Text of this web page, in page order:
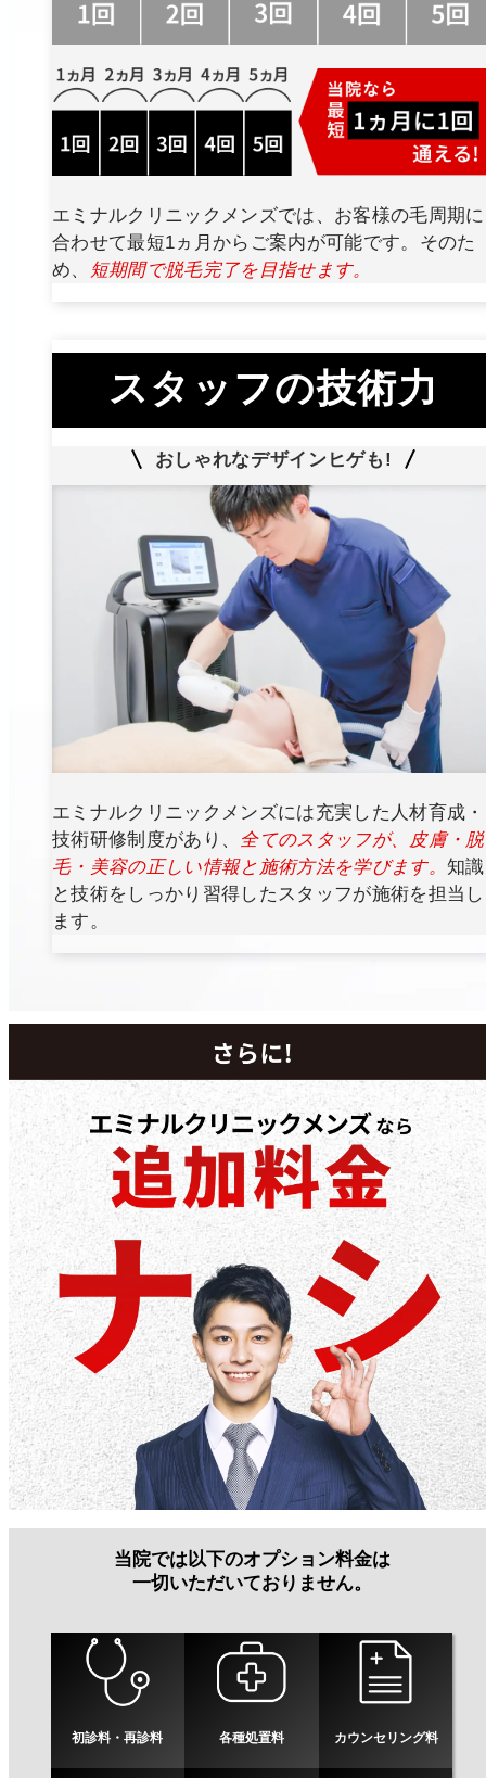
エミナルクリニックメンズでは、お客様の毛周期に
合わせて最短1ヵ月からご案内が可能です。そのた
め、
短期間で脱毛完了を目指せます。
スタッフの技術力
おしゃれなデザインヒゲも!
エミナルクリニックメンズには充実した人材育成・
技術研修制度があり、 全てのスタッフが、皮膚・脱
毛・美容の正しい情報と施術方法を学びます。 知識
と技術をしっかり習得したスタッフが施術を担当し
ます。
当院では以下のオプション料金は
一切いただいておりません。
初診料・再診料 各種処置料 カウンセリング料